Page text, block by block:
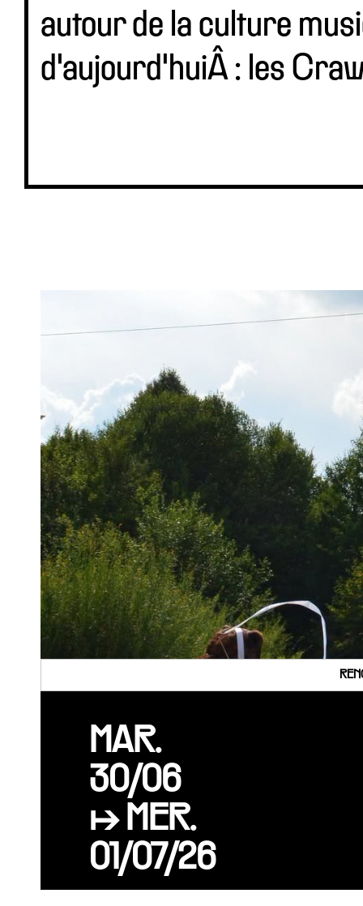
autour de la culture
d'aujourd'huiÂ : les
MAR.
30/06
↦ MER.
01/07/26